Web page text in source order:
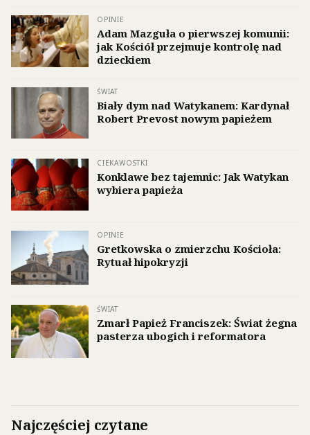
OPINIE
Adam Mazguła o pierwszej komunii:
jak Kościół przejmuje kontrolę nad
dzieckiem
ŚWIAT
Biały dym nad Watykanem: Kardynał
Robert Prevost nowym papieżem
CIEKAWOSTKI
Konklawe bez tajemnic: Jak Watykan
wybiera papieża
OPINIE
Gretkowska o zmierzchu Kościoła:
Rytuał hipokryzji
ŚWIAT
Zmarł Papież Franciszek: Świat żegna
pasterza ubogich i reformatora
Najczęściej czytane